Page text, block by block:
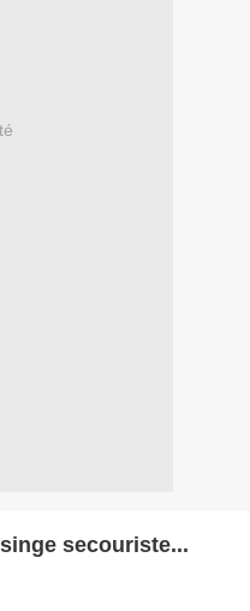
secouriste...